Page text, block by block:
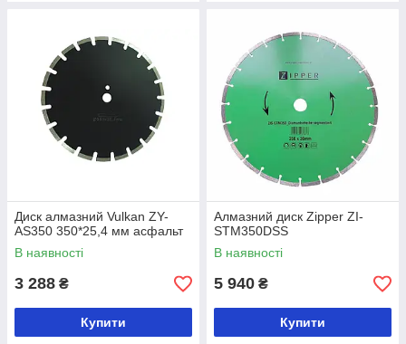
Диск алмазний Vulkan ZY-
AS350 350*25,4 мм асфальт
В наявності
3 288 ₴
Купити
Алмазний диск Zipper ZI-
STM350DSS
В наявності
5 940 ₴
Купити